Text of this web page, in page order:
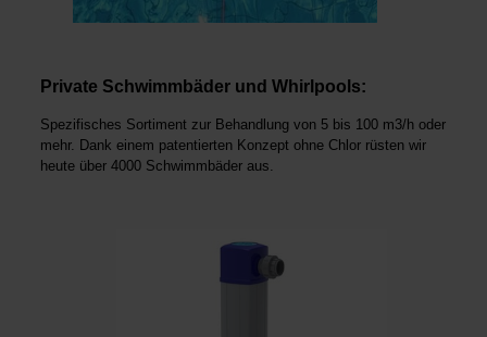
Private Schwimmbäder und Whirlpools:
Spezifisches Sortiment zur Behandlung von 5 bis 100 m3/h oder
mehr. Dank einem patentierten Konzept ohne Chlor rüsten wir
heute über 4000 Schwimmbäder aus.